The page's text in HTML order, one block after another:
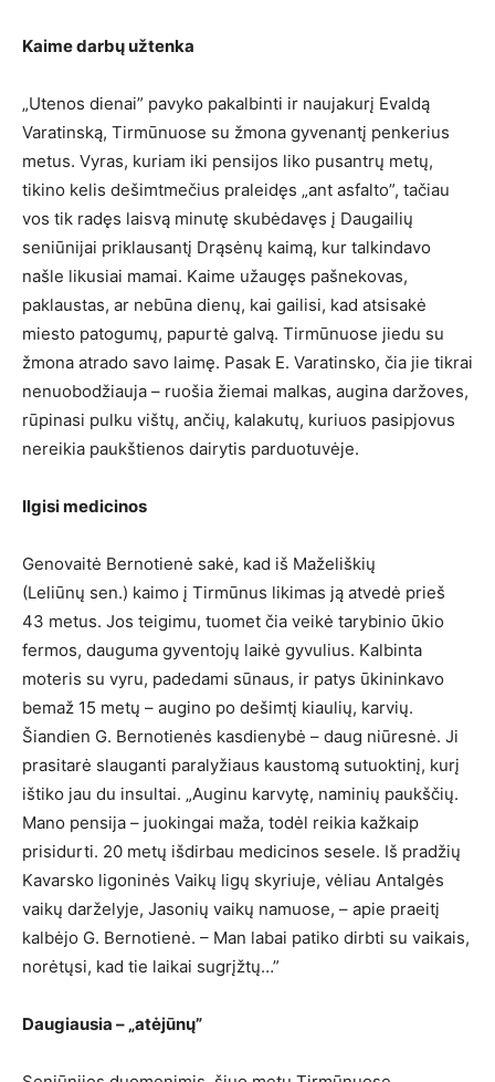
Kaime darbų užtenka
„Utenos dienai” pavyko pakalbinti ir naujakurį Evaldą
Varatinską, Tirmūnuose su žmona gyvenantį penkerius
metus. Vyras, kuriam iki pensijos liko pusantrų metų,
tikino kelis dešimtmečius praleidęs „ant asfalto”, tačiau
vos tik radęs laisvą minutę skubėdavęs į Daugailių
seniūnijai priklausantį Drąsėnų kaimą, kur talkindavo
našle likusiai mamai. Kaime užaugęs pašnekovas,
paklaustas, ar nebūna dienų, kai gailisi, kad atsisakė
miesto patogumų, papurtė galvą. Tirmūnuose jiedu su
žmona atrado savo laimę. Pasak E. Varatinsko, čia jie tikrai
nenuobodžiauja – ruošia žiemai malkas, augina daržoves,
rūpinasi pulku vištų, ančių, kalakutų, kuriuos pasipjovus
nereikia paukštienos dairytis parduotuvėje.
Ilgisi medicinos
Genovaitė Bernotienė sakė, kad iš Maželiškių
(Leliūnų sen.) kaimo į Tirmūnus likimas ją atvedė prieš
43 metus. Jos teigimu, tuomet čia veikė tarybinio ūkio
fermos, dauguma gyventojų laikė gyvulius. Kalbinta
moteris su vyru, padedami sūnaus, ir patys ūkininkavo
bemaž 15 metų – augino po dešimtį kiaulių, karvių.
Šiandien G. Bernotienės kasdienybė – daug niūresnė. Ji
prasitarė slauganti paralyžiaus kaustomą sutuoktinį, kurį
ištiko jau du insultai. „Auginu karvytę, naminių paukščių.
Mano pensija – juokingai maža, todėl reikia kažkaip
prisidurti. 20 metų išdirbau medicinos sesele. Iš pradžių
Kavarsko ligoninės Vaikų ligų skyriuje, vėliau Antalgės
vaikų darželyje, Jasonių vaikų namuose, – apie praeitį
kalbėjo G. Bernotienė. – Man labai patiko dirbti su vaikais,
norėtųsi, kad tie laikai sugrįžtų…”
Daugiausia – „atėjūnų”